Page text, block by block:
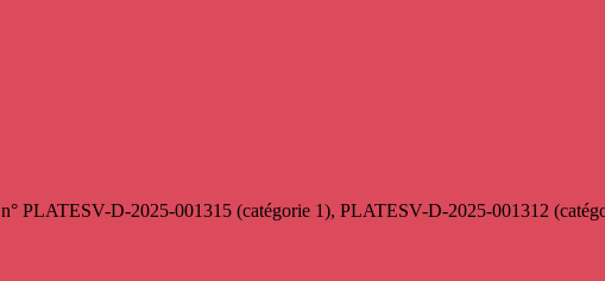
n° PLATESV-D-2025-001315 (catégorie 1), PLATESV-D-2025-001312